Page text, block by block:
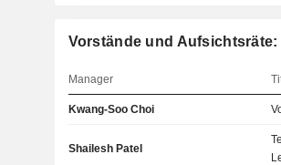
Vorstände und Aufsichtsräte:
Manager
Kwang-Soo Choi
Shailesh Patel